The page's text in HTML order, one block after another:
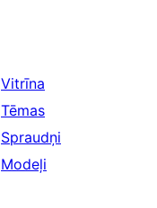
Vitrīna
Tēmas
Spraudņi
Modeļi